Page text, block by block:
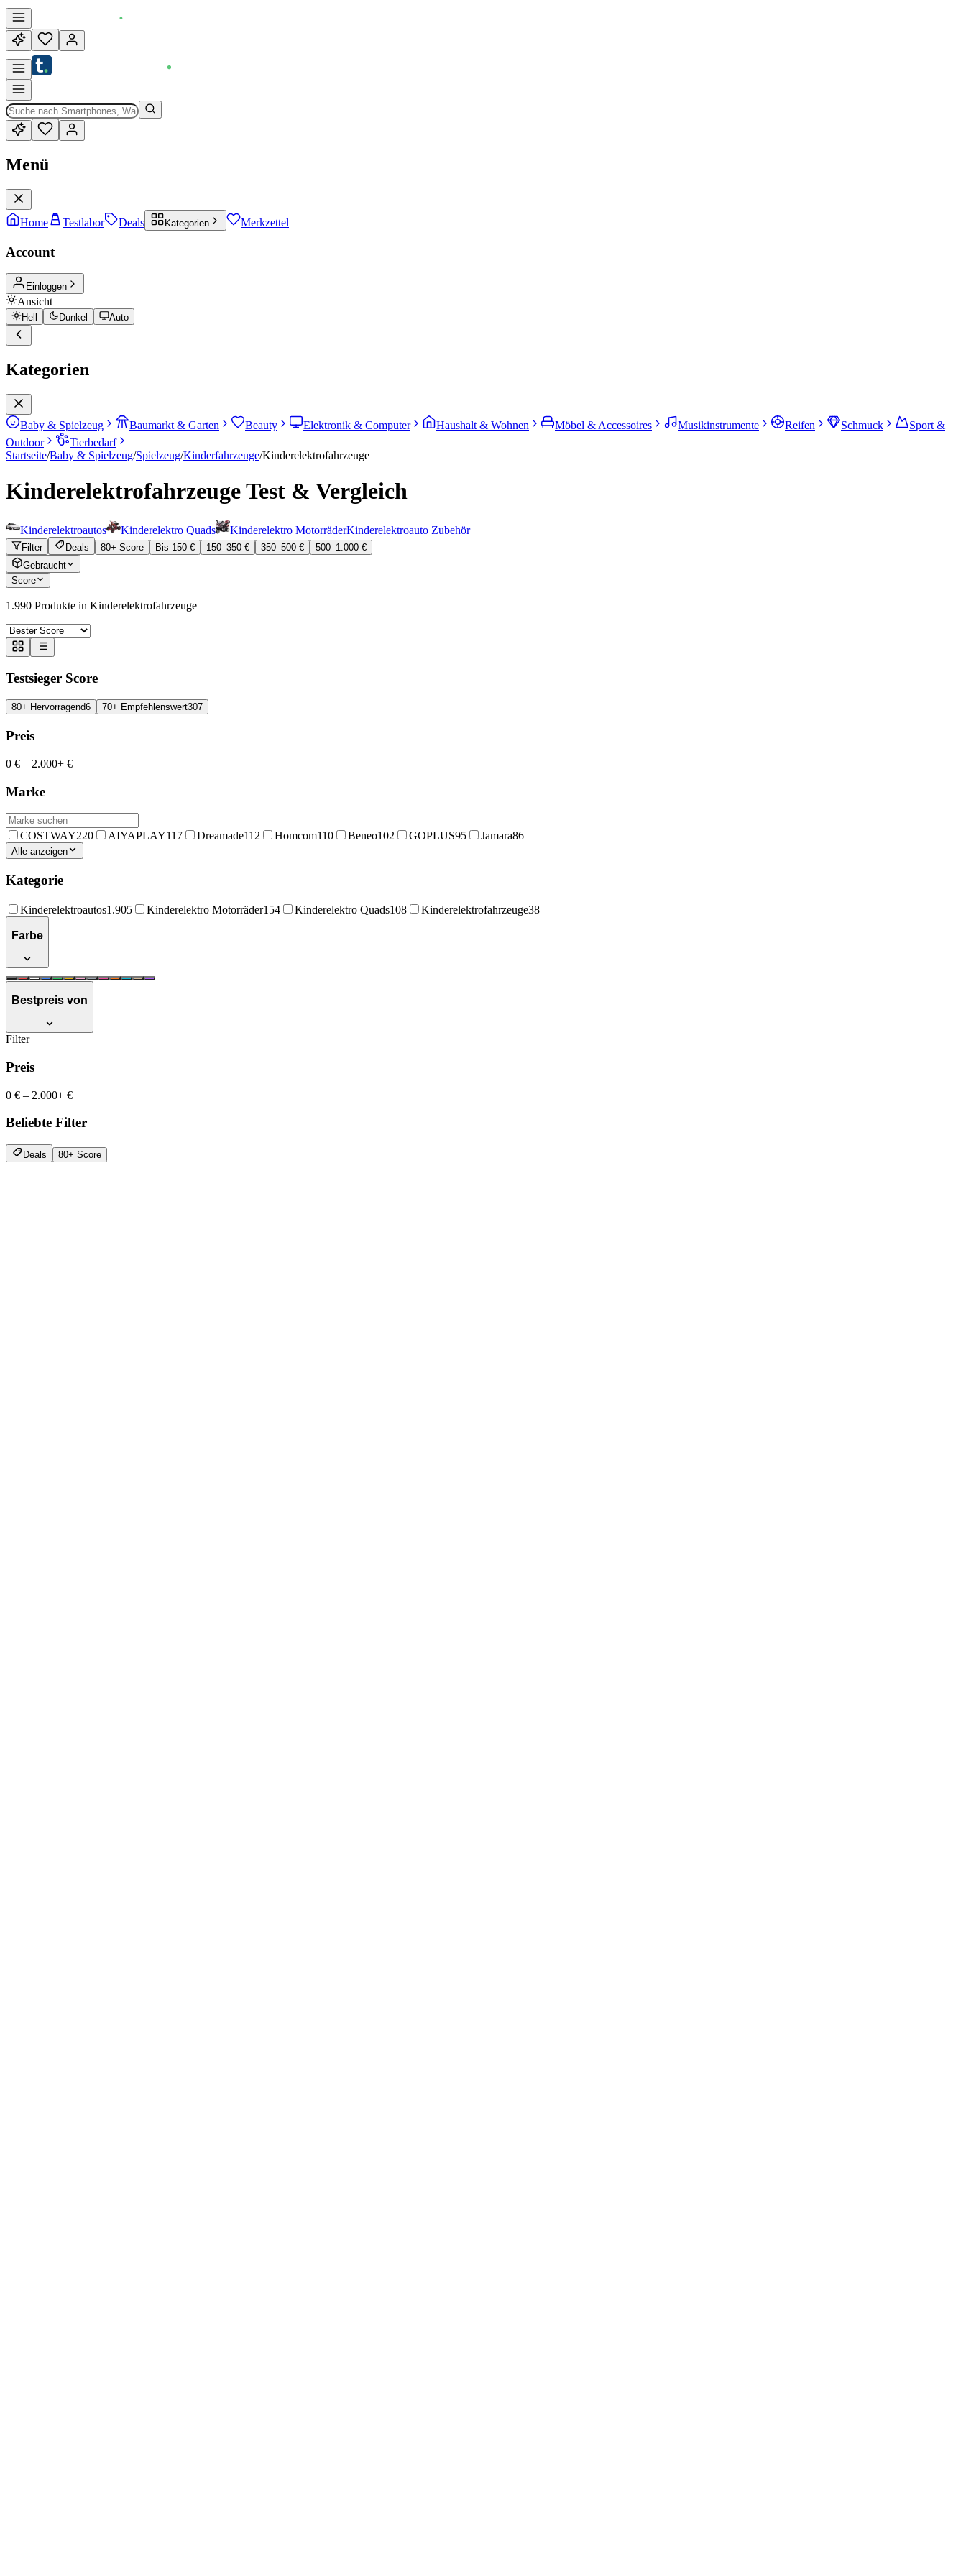
Menü
Home Testlabor Deals Kategorien Merkzettel
Account
Einloggen
Ansicht
Hell Dunkel Auto
Kategorien
Baby & Spielzeug Baumarkt & Garten Beauty Elektronik & Computer Haushalt & Wohnen Möbel & Accessoires Musikinstrumente Reifen Schmuck
Sport &
Outdoor
Tierbedarf
Startseite/Baby & Spielzeug/Spielzeug/Kinderfahrzeuge/Kinderelektrofahrzeuge
KinderelektrofahrzeugeTest & Vergleich
Kinderelektroautos Kinderelektro Quads Kinderelektro MotorräderKinderelektroauto Zubehör
Filter Deals 80+ Score Bis 150 € 150–350 € 350–500 €
500–1.000 €
Gebraucht
Score
1.990 Produkte in Kinderelektrofahrzeuge
Testsieger Score
80+ Hervorragend6 70+ Empfehlenswert307
Preis
0 € – 2.000+ €
Marke
COSTWAY220 AIYAPLAY117 Dreamade112 Homcom110 Beneo102 GOPLUS95 Jamara86
Alle anzeigen
Kategorie
Kinderelektroautos1.905 Kinderelektro Motorräder154 Kinderelektro Quads108 Kinderelektrofahrzeuge38
Farbe
Bestpreis von
Filter
Preis
0 € – 2.000+ €
Beliebte Filter
Deals 80+ Score